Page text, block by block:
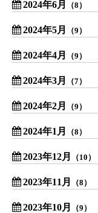
2024年6月 （8）
2024年5月 （9）
2024年4月 （9）
2024年3月 （7）
2024年2月 （9）
2024年1月 （8）
2023年12月 （10）
2023年11月 （8）
2023年10月 （9）